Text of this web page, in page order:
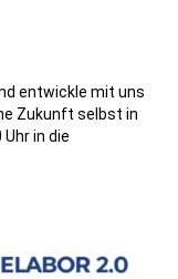
entwickle mit uns
Zukunft selbst in
in die